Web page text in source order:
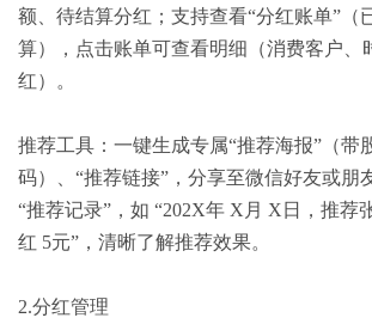
额、待结算分红；支持查看“分红账单”（
算），点击账单可查看明细（消费客户、
红）。
推荐工具：一键生成专属“推荐海报”（带
码）、“推荐链接”，分享至微信好友或朋
“推荐记录”，如 “202X年 X月 X日，推荐
红 5元”，清晰了解推荐效果。
2.分红管理